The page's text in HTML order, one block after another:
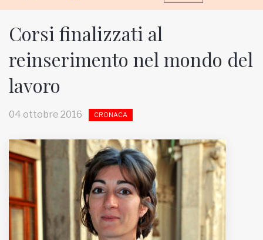
HOME
Inviateci le vostre segnalazioni
Iscriviti alla newsletter
www.viveremilano.info
Corsi finalizzati al
reinserimento nel mondo del
lavoro
04 ottobre 2016 CRONACA